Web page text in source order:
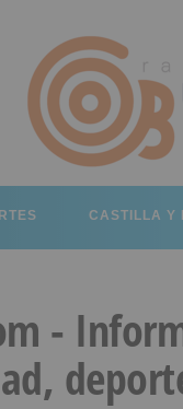
CASTILLA Y
-